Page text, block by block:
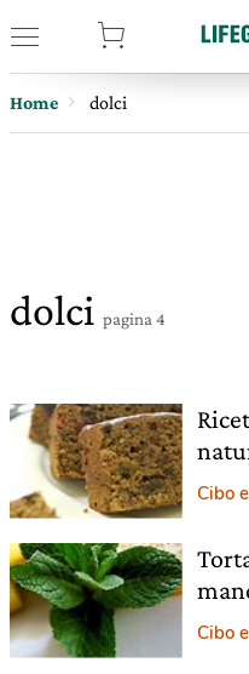
Home dolci
dolci pagina 4
Cibo
Cibo